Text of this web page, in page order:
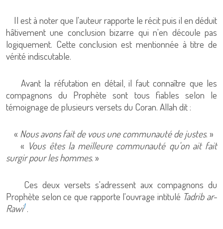
Il est à noter que l'auteur rapporte le récit puis il en déduit
hâtivement une conclusion bizarre qui n'en découle pas
logiquement. Cette conclusion est mentionnée à titre de
vérité indiscutable.
Avant la réfutation en détail, il faut connaître que les
compagnons du Prophète sont tous fiables selon le
témoignage de plusieurs versets du Coran. Allah dit :
« Nous avons fait de vous une communauté de justes. »
« Vous êtes la meilleure communauté qu'on ait fait
surgir pour les hommes. »
Ces deux versets s'adressent aux compagnons du
Prophète selon ce que rapporte l'ouvrage intitulé Tadrib ar-
Rawi1 .